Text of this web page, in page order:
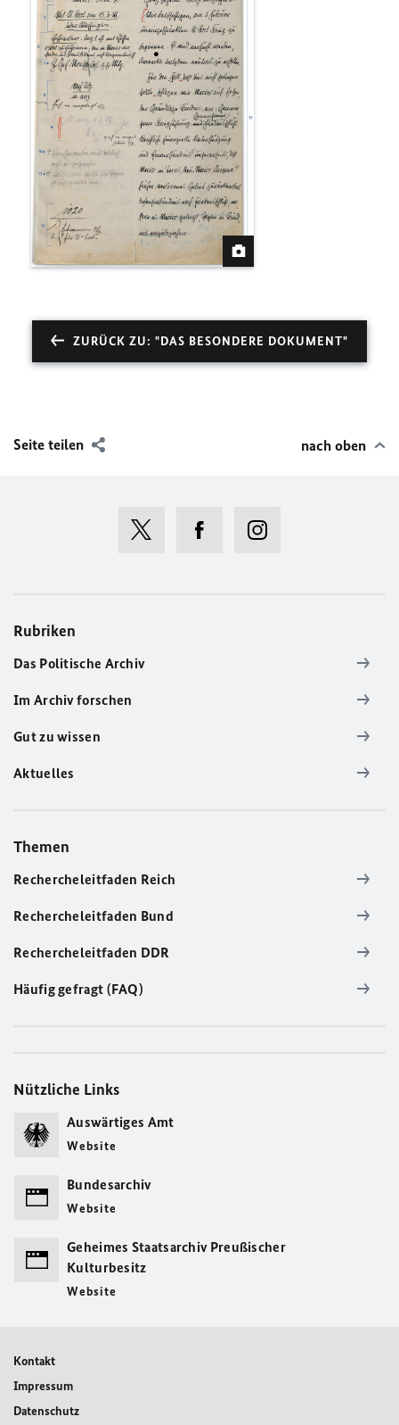
ZURÜCK ZU: "DAS BESONDERE DOKUMENT"
Seite teilen nach oben
Rubriken
Das Politische Archiv
Im Archiv forschen
Gut zu wissen
Aktuelles
Themen
Rechercheleitfaden Reich
Rechercheleitfaden Bund
Rechercheleitfaden DDR
Häufig gefragt (FAQ)
Nützliche Links
Auswärtiges Amt
Website
Bundesarchiv
Website
Geheimes Staatsarchiv Preußischer
Kulturbesitz
Website
Kontakt
Impressum
Datenschutz